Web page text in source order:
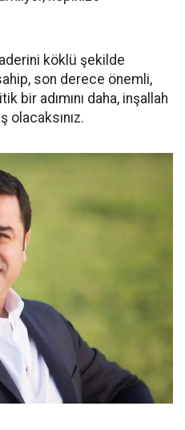
köklü şekilde
son derece önemli,
bir adımını daha, inşallah
olacaksınız.